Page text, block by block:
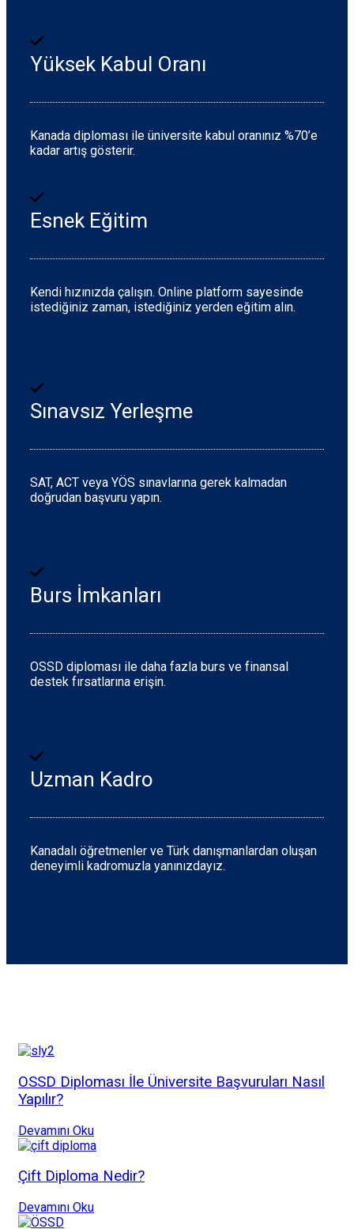
Yüksek Kabul Oranı
Kanada diploması ile üniversite kabul oranınız %70’e
kadar artış gösterir.
Esnek Eğitim
Kendi hızınızda çalışın. Online platform sayesinde
istediğiniz zaman, istediğiniz yerden eğitim alın.
Sınavsız Yerleşme
SAT, ACT veya YÖS sınavlarına gerek kalmadan
doğrudan başvuru yapın.
Burs İmkanları
OSSD diploması ile daha fazla burs ve finansal
destek fırsatlarına erişin.
Uzman Kadro
Kanadalı öğretmenler ve Türk danışmanlardan oluşan
deneyimli kadromuzla yanınızdayız.
OSSD Diploması İle Üniversite Başvuruları Nasıl
Yapılır?
Devamını Oku
Çift Diploma Nedir?
Devamını Oku